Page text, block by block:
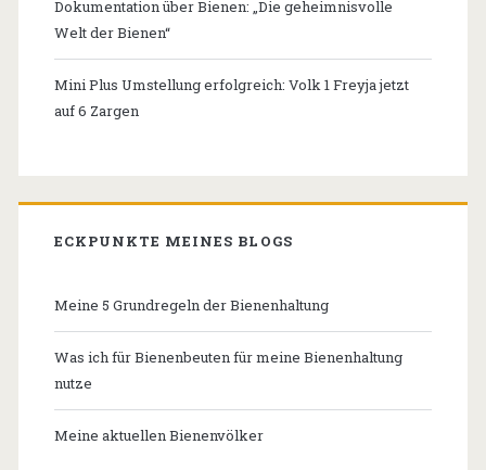
Dokumentation über Bienen: „Die geheimnisvolle
Welt der Bienen“
Mini Plus Umstellung erfolgreich: Volk 1 Freyja jetzt
auf 6 Zargen
ECKPUNKTE MEINES BLOGS
Meine 5 Grundregeln der Bienenhaltung
Was ich für Bienenbeuten für meine Bienenhaltung
nutze
Meine aktuellen Bienenvölker